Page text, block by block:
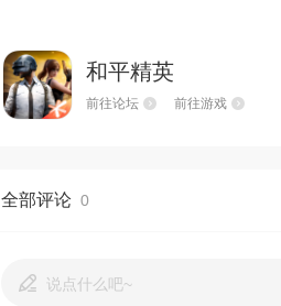
和平精英
前往论坛 前往游戏
全部评论 0
说点什么吧~